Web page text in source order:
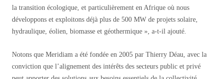
la transition écologique, et particulièrement en Afrique où nous
développons et exploitons déjà plus de 500 MW de projets solaire,
hydraulique, éolien, biomasse et géothermique », a-t-il ajouté.
Notons que Meridiam a été fondée en 2005 par Thierry Déau, avec la
conviction que l’alignement des intérêts des secteurs public et privé